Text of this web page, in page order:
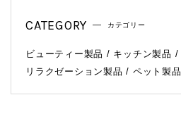
CATEGORY カテゴリー
ビューティー製品 キッチン製品
リラクゼーション製品
ペット製品